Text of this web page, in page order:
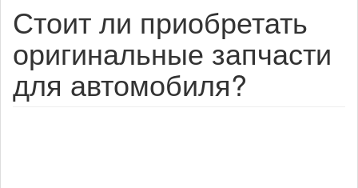
Стоит ли приобретать
оригинальные запчасти
для автомобиля?